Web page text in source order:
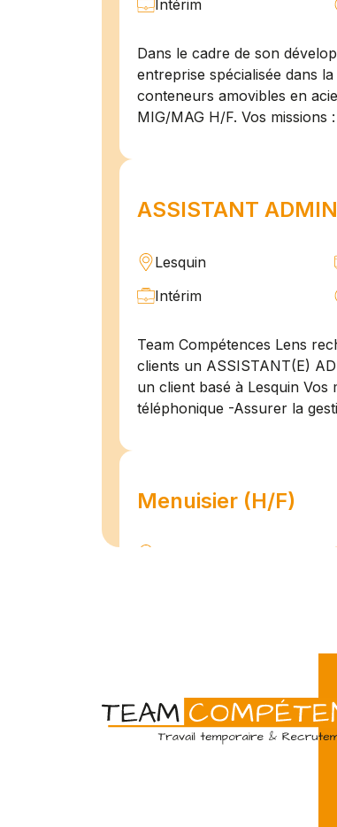
Intérim
Dans le cadre de son
entreprise spécialisée dans
conteneurs amovibles en
MIG/MAG H/F. Vos missions
ASSISTANT
Lesquin
Intérim
Team Compétences Lens
clients un ASSISTANT(E)
un client basé à Lesquin Vos
téléphonique -Assurer la
Menuisier (H/F)
son client ! Nous
une équipe déjà en place
Technicien de